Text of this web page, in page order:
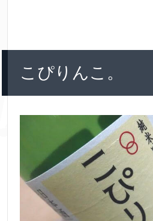
こぴりんこ。